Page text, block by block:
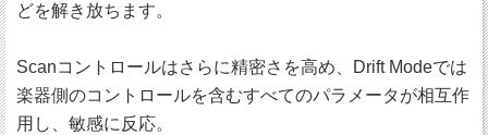
どを解き放ちます。
Scanコントロールはさらに精密さを高め、Drift Modeでは
楽器側のコントロールを含むすべてのパラメータが相互作
用し、敏感に反応。